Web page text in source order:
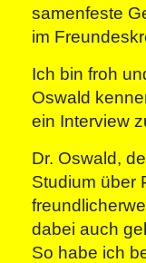
samenfeste
im
Ich bin froh
Oswald
ein Interview
Dr. Oswald,
Studium über
dabei auch
So habe ich